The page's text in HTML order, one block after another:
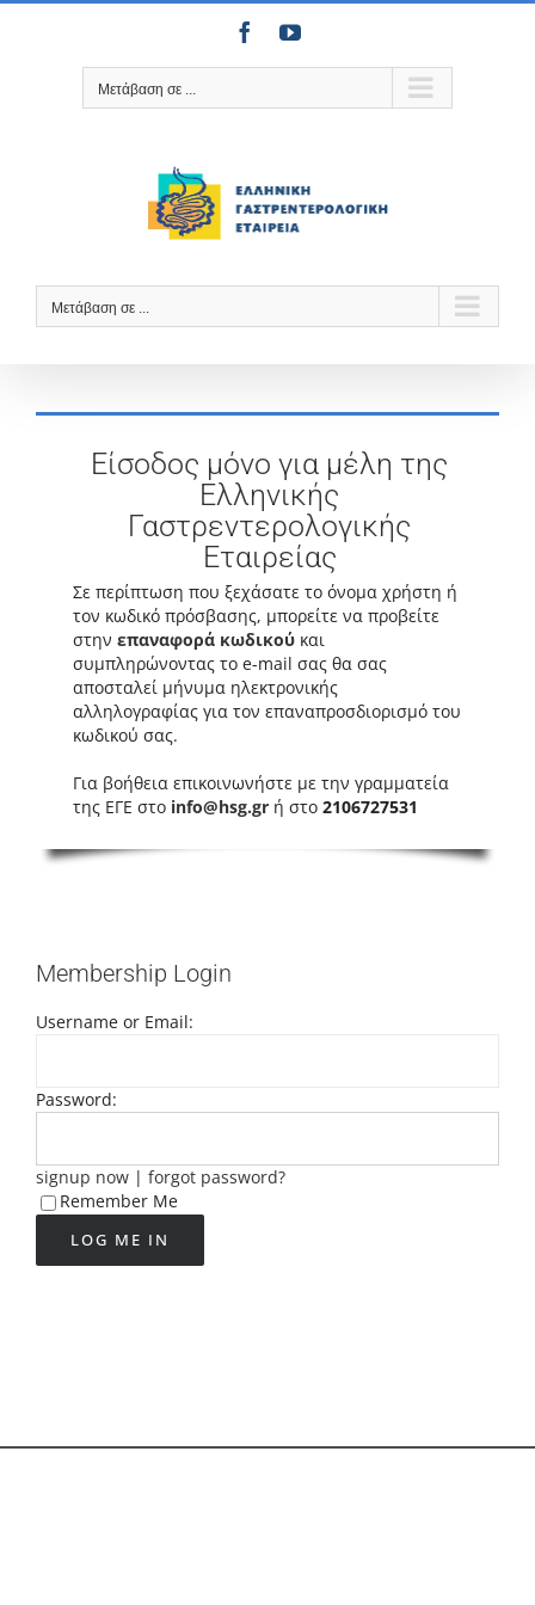
Μετάβαση
FacebookYouTube
Μετάβαση σε ...
Μετάβαση σε ...
Είσοδος μόνο για μέλη της
Ελληνικής
Γαστρεντερολογικής
Εταιρείας
Σε περίπτωση που ξεχάσατε το όνομα χρήστη ή
τον κωδικό πρόσβασης, μπορείτε να προβείτε
στην επαναφορά κωδικού και
συμπληρώνοντας το e-mail σας θα σας
αποσταλεί μήνυμα ηλεκτρονικής
αλληλογραφίας για τον επαναπροσδιορισμό του
κωδικού σας.
Για βοήθεια επικοινωνήστε με την γραμματεία
της ΕΓΕ στο info@hsg.gr ή στο 2106727531
Membership Login
Username or Email:
Password:
signup now | forgot password?
Remember Me